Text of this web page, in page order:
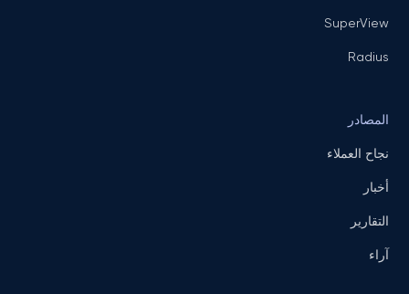
SuperView
Radius
المصادر
نجاح العملاء
أخبار
التقارير
آراء